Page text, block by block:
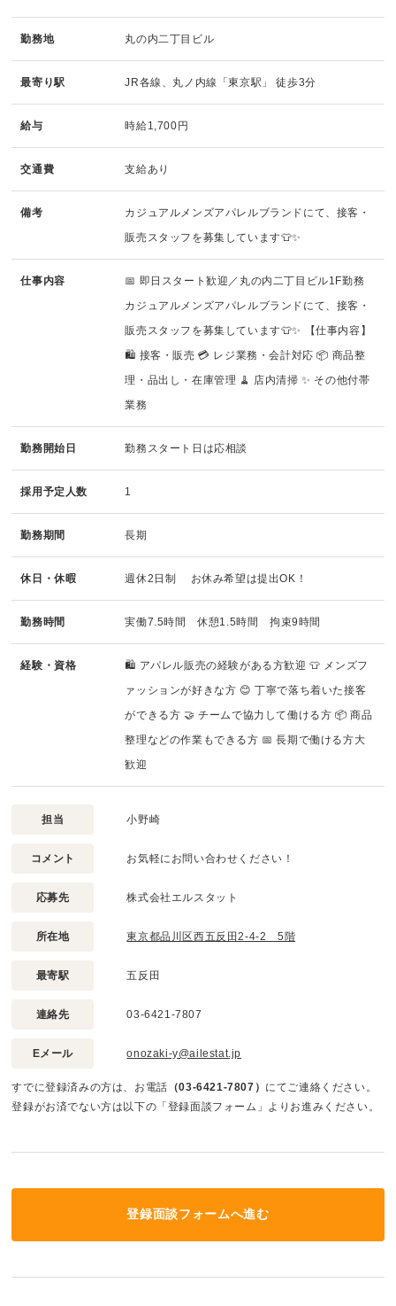
勤務地 丸の内二丁目ビル
最寄り駅 JR各線、丸ノ内線「東京駅」 徒歩3分
給与 時給1,700円
交通費 支給あり
備考
カジュアルメンズアパレルブランドにて、接客・
販売スタッフを募集しています👕✨
仕事内容
📅 即日スタート歓迎／丸の内二丁目ビル1F勤務
カジュアルメンズアパレルブランドにて、接客・
販売スタッフを募集しています👕✨ 【仕事内容】
🛍 接客・販売 💳 レジ業務・会計対応 📦 商品整
理・品出し・在庫管理 🧹 店内清掃 ✨ その他付帯
業務
勤務開始日 勤務スタート日は応相談
採用予定人数 1
勤務期間 長期
休日・休暇 週休2日制 お休み希望は提出OK！
勤務時間 実働7.5時間 休憩1.5時間 拘束9時間
経験・資格
🛍 アパレル販売の経験がある方歓迎 👕 メンズフ
ァッションが好きな方 😊 丁寧で落ち着いた接客
ができる方 🤝 チームで協力して働ける方 📦 商品
整理などの作業もできる方 📅 長期で働ける方大
歓迎
担当 小野崎
コメント お気軽にお問い合わせください！
応募先 株式会社エルスタット
所在地 東京都品川区西五反田2-4-2 5階
最寄駅 五反田
連絡先 03-6421-7807
Eメール onozaki-y@ailestat.jp
すでに登録済みの方は、お電話 （03-6421-7807） にてご連絡ください。
登録がお済でない方は以下の「登録面談フォーム」よりお進みください。
登録面談フォームへ進む